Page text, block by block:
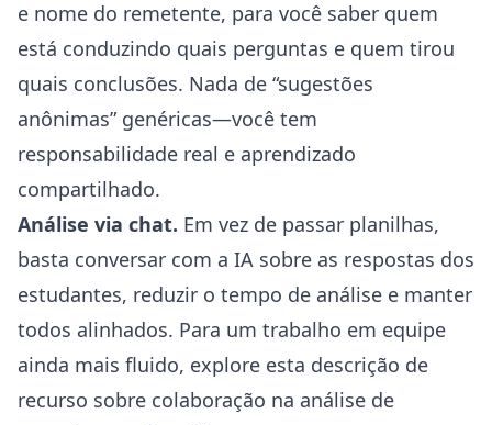
e nome do remetente, para você saber quem
está conduzindo quais perguntas e quem tirou
quais conclusões. Nada de “sugestões
anônimas” genéricas—você tem
responsabilidade real e aprendizado
compartilhado.
Análise via chat. Em vez de passar planilhas,
basta conversar com a IA sobre as respostas dos
estudantes, reduzir o tempo de análise e manter
todos alinhados. Para um trabalho em equipe
ainda mais fluido, explore esta descrição de
recurso sobre colaboração na análise de